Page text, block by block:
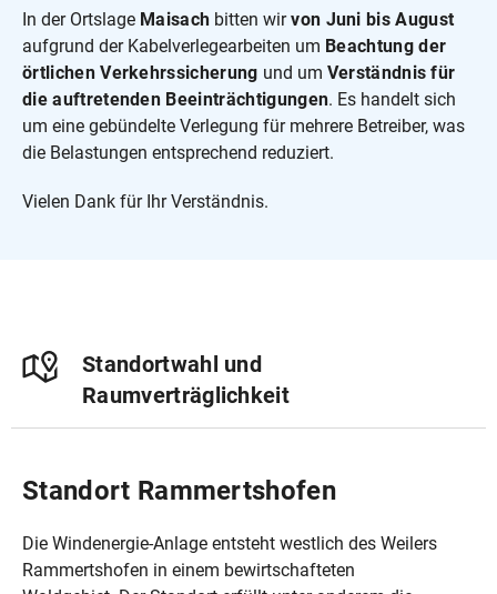
In der Ortslage Maisach bitten wirvon Juni bis August
aufgrund der Kabelverlegearbeiten um Beachtung der
örtlichen Verkehrssicherung und um Verständnis für
die auftretenden Beeinträchtigungen. Es handelt sich
um eine gebündelte Verlegung für mehrere Betreiber, was
die Belastungen entsprechend reduziert.
Vielen Dank für Ihr Verständnis.
Standortwahl und
Raumverträglichkeit
Standort Rammertshofen
Die Windenergie-Anlage entsteht westlich des Weilers
Rammertshofen in einem bewirtschafteten